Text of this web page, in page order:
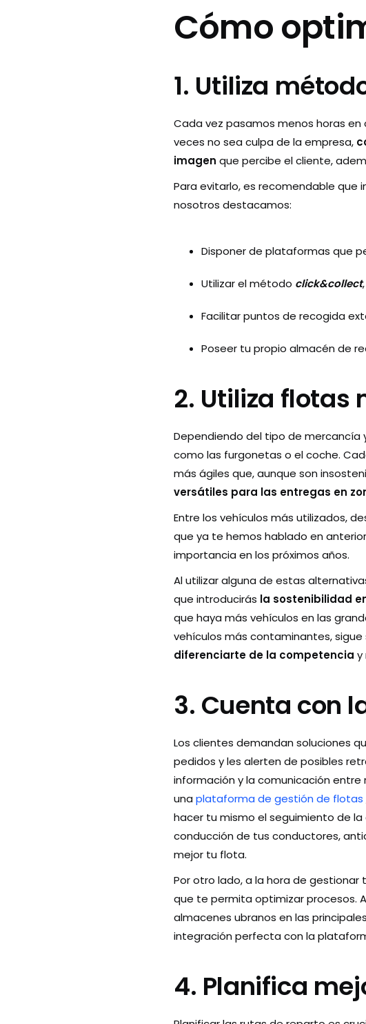
Cómo
1. Utiliza
Cada vez pasamos menos horas
veces no sea culpa de la empresa,
imagen que percibe el cliente,
Para evitarlo, es recomendable que
nosotros destacamos:
Disponer de plataformas que
Utilizar el método click&collect
Facilitar puntos de recogida
Poseer tu propio almacén de
2. Utiliza flotas
Dependiendo del tipo de mercancía
como las furgonetas o el coche.
más ágiles que, aunque son
versátiles para las entregas en
Entre los vehículos más utilizados,
que ya te hemos hablado en
importancia en los próximos años.
Al utilizar alguna de estas
que introducirás la sostenibilidad
que haya más vehículos en las
vehículos más contaminantes,
diferenciarte de la competencia y
3. Cuenta con
Los clientes demandan soluciones
pedidos y les alerten de posibles
información y la comunicación
una plataforma de gestión de flotas
hacer tu mismo el seguimiento de
conducción de tus conductores,
mejor tu flota.
Por otro lado, a la hora de
que te permita optimizar procesos.
almacenes ubranos en las
integración perfecta con la
4. Planifica